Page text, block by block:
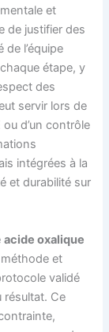
et
de justifier des
l’équipe
étape, y
des
servir lors de
ou d’un contrôle
intégrées à la
et durabilité sur
acide oxalique
et
validé
résultat. Ce